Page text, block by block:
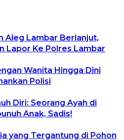
Aleg Lambar Berlanjut,
Lapor Ke Polres Lambar
Wanita Hingga Dini
Polisi
Diri: Seorang Ayah di
Anak, Sadis!
yang Tergantung di Pohon